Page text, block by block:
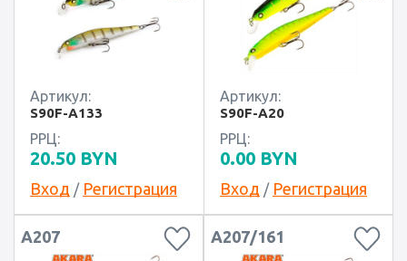
Артикул:
S90F-A133
РРЦ:
20.50 BYN
Вход / Регистрация
Артикул:
S90F-A20
РРЦ:
0.00 BYN
Вход / Регистрация
A207 A207/161